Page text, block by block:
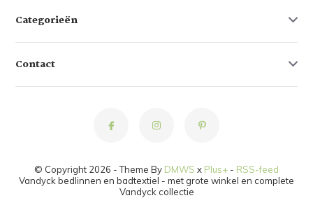
Categorieën
Contact
© Copyright 2026 - Theme By DMWS x Plus+ - RSS-feed
Vandyck bedlinnen en badtextiel - met grote winkel en complete
Vandyck collectie